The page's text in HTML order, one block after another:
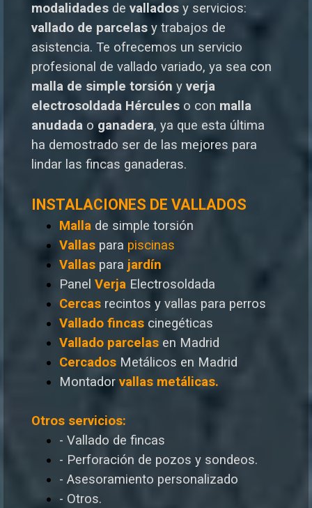
modalidades de vallados y servicios:
vallado de parcelas y trabajos de
asistencia. Te ofrecemos un servicio
profesional de vallado variado, ya sea con
malla de simple torsión y verja
electrosoldada Hércules o con malla
anudada o ganadera, ya que esta última
ha demostrado ser de las mejores para
lindar las fincas ganaderas.
INSTALACIONES DE VALLADOS
Malla de simple torsión
Vallas para piscinas
Vallas para jardín
Panel Verja Electrosoldada
Cercas recintos y vallas para perros
Vallado fincas cinegéticas
Vallado parcelas en Madrid
Cercados Metálicos en Madrid
Montador vallas metálicas.
Otros servicios:
- Vallado de fincas
- Perforación de pozos y sondeos.
- Asesoramiento personalizado
- Otros.